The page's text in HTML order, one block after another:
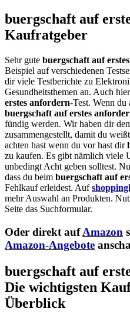
buergschaft auf
Kaufratgeber
Sehr gute buergschaft auf
Beispiel auf verschiedenen
dir viele Testberichte zu
Gesundheitsthemen an. Auch
erstes anfordern-Test. Wenn du
buergschaft auf erstes
fündig werden. Wir haben dir
zusammengestellt, damit du
achten hast wenn du vor hast dir
zu kaufen. Es gibt nämlich viele
unbedingt Acht geben solltest.
dass du beim buergschaft auf
Fehlkauf erleidest. Auf
mehr Auswahl an Produkten.
Seite das Suchformular.
Oder direkt aufAmazon
Amazon-Angebote
buergschaft auf
Die wichtigsten
Überblick